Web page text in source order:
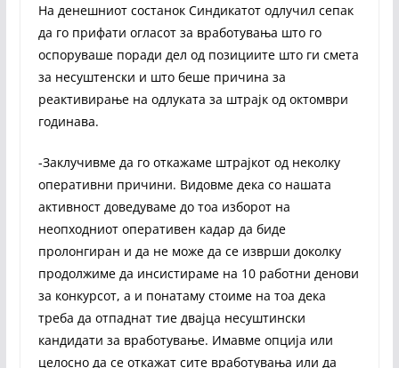
На денешниот состанок Синдикатот одлучил сепак
да го прифати огласот за вработувања што го
оспоруваше поради дел од позициите што ги смета
за несуштенски и што беше причина за
реактивирање на одлуката за штрајк од октомври
годинава.
-Заклучивме да го откажаме штрајкот од неколку
оперативни причини. Видовме дека со нашата
активност доведуваме до тоа изборот на
неопходниот оперативен кадар да биде
пролонгиран и да не може да се изврши доколку
продолжиме да инсистираме на 10 работни денови
за конкурсот, а и понатаму стоиме на тоа дека
треба да отпаднат тие двајца несуштински
кандидати за вработување. Имавме опција или
целосно да се откажат сите вработувања или да